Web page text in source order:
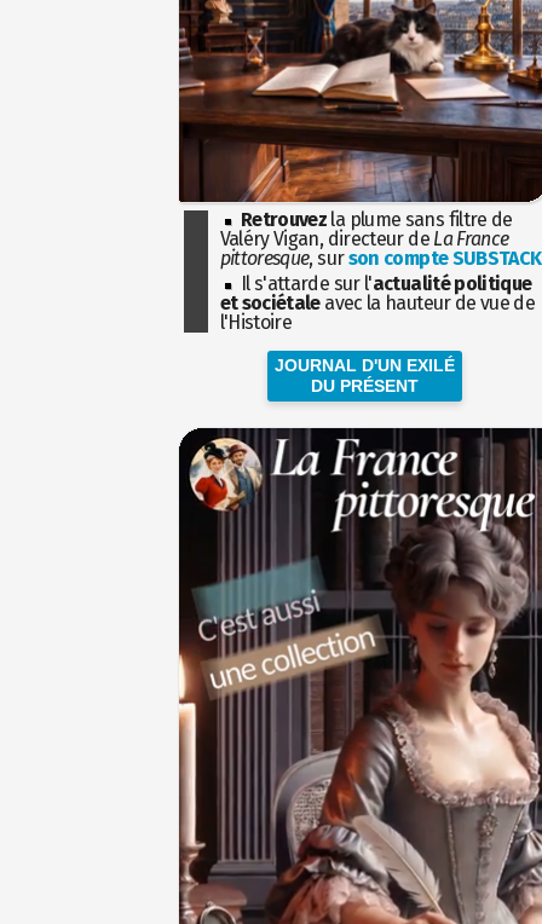
Retrouvez la plume sans filtre de
Valéry Vigan, directeur de La France
pittoresque, surson compte SUBSTACK
Il s'attarde sur l'actualité politique
et sociétaleavec la hauteur de vue de
l'Histoire
JOURNAL D'UN EXILÉ
DU PRÉSENT